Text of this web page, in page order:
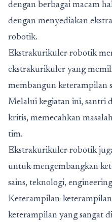
dengan berbagai macam
dengan menyediakan
robotik.
Ekstrakurikuler robotik
ekstrakurikuler yang
membangun keterampilan
Melalui kegiatan ini, santri
kritis, memecahkan
tim.
Ekstrakurikuler robotik
untuk mengembangkan
sains, teknologi,
Keterampilan-
keterampilan yang sangat